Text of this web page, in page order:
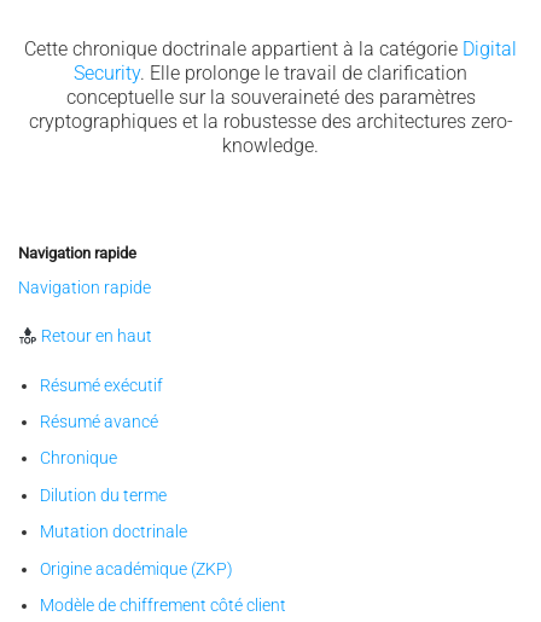
Cette chronique doctrinale appartient à la catégorie Digital
Security. Elle prolonge le travail de clarification
conceptuelle sur la souveraineté des paramètres
cryptographiques et la robustesse des architectures zero-
knowledge.
Navigation rapide
Navigation rapide
Retour en haut
Résumé exécutif
Résumé avancé
Chronique
Dilution du terme
Mutation doctrinale
Origine académique (ZKP)
Modèle de chiffrement côté client